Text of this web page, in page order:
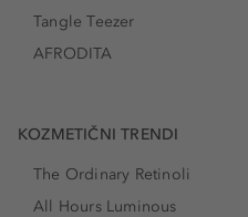
Tangle Teezer
AFRODITA
KOZMETIČNI TRENDI
The Ordinary Retinoli
All Hours Luminous